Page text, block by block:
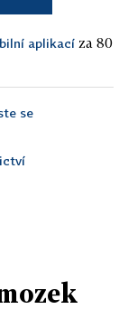
aplikací za 80
se